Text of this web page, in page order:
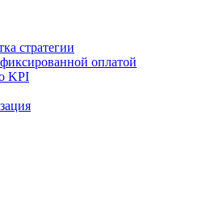
стратегии
оплатой
KPI